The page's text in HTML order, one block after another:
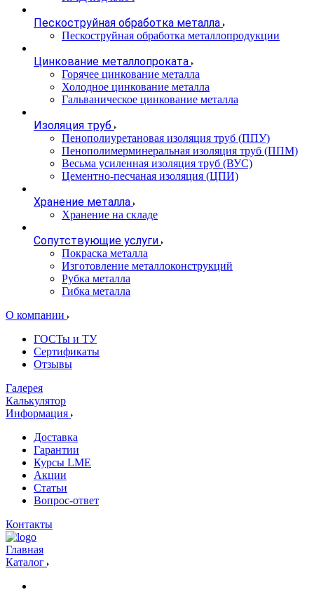
Пескоструйная обработка металла
Пескоструйная обработка металлопродукции
Цинкование металлопроката
Горячее цинкование металла
Холодное цинкование металла
Гальваническое цинкование металла
Изоляция труб
Пенополиуретановая изоляция труб (ППУ)
Пенополимерминеральная изоляция труб (ППМ)
Весьма усиленная изоляция труб (ВУС)
Цементно-песчаная изоляция (ЦПИ)
Хранение металла
Хранение на складе
Сопутствующие услуги
Покраска металла
Изготовление металлоконструкций
Рубка металла
Гибка металла
О компании
ГОСТы и ТУ
Сертификаты
Отзывы
Галерея
Калькулятор
Информация
Доставка
Гарантии
Курсы LME
Акции
Статьи
Вопрос-ответ
Контакты
Главная
Каталог